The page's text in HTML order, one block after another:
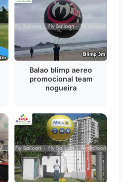
Balao blimp aereo
promocional team
nogueira